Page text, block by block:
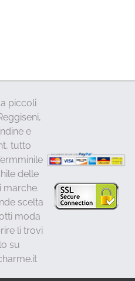
a piccoli
e
tutto
delle
marche.
scelta
moda
li trovi
su